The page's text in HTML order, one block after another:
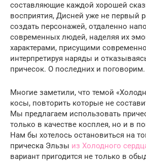
составляющие каждой хорошей
восприятия, Дисней уже не первый
создать персонажей, отдаленно
современных людей, наделяя их
характерами, присущими
интерпретируя наряды и
причесок. О последних и поговорим.
Многие заметили, что темой
косы, повторить которые не
Мы предлагаем использовать
только в качестве косплея, но и в
Нам бы хотелось остановиться на
прическа Эльзы из Холодного
вариант пригодится не только в